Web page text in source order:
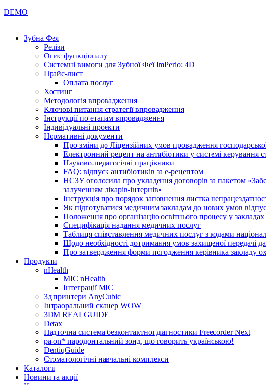
DEMO
Зубна Фея
Релізи
Опис функціоналу
Системні вимоги для Зубної Феї ImPerio: 4D
Прайс-лист
Оплата послуг
Хостинг
Методологія впровадження
Ключові питання стратегії впровадження
Інструкції по етапам впровадження
Індивідуальні проекти
Нормативні документи
Про зміни до Ліцензійних умов провадження
Електронний рецепт на антибіотики у системі керування
Науково-педагогічні працівники
FAQ: відпуск антибіотиків за е-рецептом
НСЗУ оголосила про укладення договорів за пакетом
залученням лікарів-інтернів»
Інструкція про порядок заповнення листка
Як підготуватися медичним закладам до нових умов
Положення про організацію освітнього процесу у
Специфікація надання медичних послуг
Таблиця співставлення медичних послуг з кодами
Щодо необхідності дотримання умов захищеної передачі
Про затвердження форми погодження керівника закладу
Продукти
nHealth
МІС nHealth
Інтеграції МІС
3д принтери AnyCubic
Інтраоральний сканер WOW
3DM REALGUIDE
Detax
Надточна система безконтактної діагностики Freecorder Next
pa-on* пародонтальний зонд, що говорить українською!
DentiqGuide
Стоматологічні навчальні комплекси
Каталоги
Новини та акції